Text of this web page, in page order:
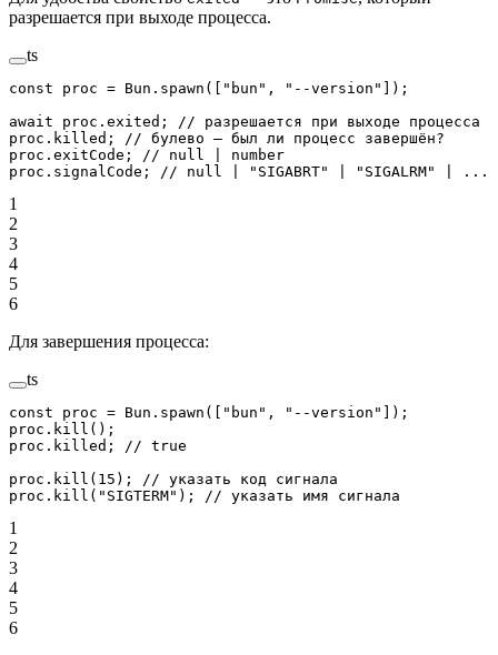
разрешается при выходе процесса.
ts
const proc = Bun. spawn ([ "bun" , "--version"
]);
await proc.exited; // разрешается при выходе процесса
proc.killed; // булево — был ли процесс завершён?
proc.exitCode; // null | number
proc.signalCode; // null | "SIGABRT" | "SIGALRM" | ...
1
2
3
4
5
6
Для завершения процесса:
ts
const proc = Bun. spawn ([ "bun" , "--version"
]);
proc. kill ();
proc.killed; // true
proc. kill ( 15 ); // указать код сигнала
proc. kill ( "SIGTERM" ); // указать имя сигнала
1
2
3
4
5
6